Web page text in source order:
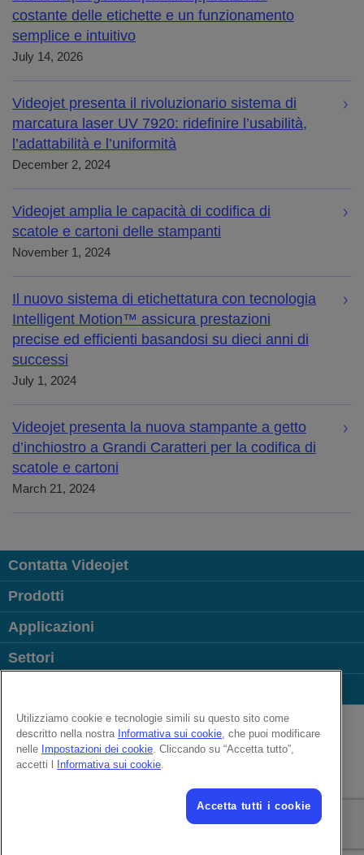
costante delle etichette e un funzionamento
semplice e intuitivo
July 14, 2026
Videojet presenta il rivoluzionario sistema di
marcatura laser UV 7920: ridefinire l’usabilità,
l’adattabilità e l’uniformità
December 2, 2024
Videojet amplia le capacità di codifica di
scatole e cartoni delle stampanti
November 1, 2024
Il nuovo sistema di etichettatura con tecnologia
Intelligent Motion™ assicura prestazioni
precise ed efficienti basandosi su dieci anni di
successi
July 1, 2024
Videojet presenta la nuova stampante a getto
d’inchiostro a Grandi Caratteri per la codifica di
scatole e cartoni
March 21, 2024
Contatta Videojet
Prodotti
Applicazioni
Settori
Follow us on:
© 2026 Videojet Technologies Inc.
condizioni d’uso online
Utilizziamo cookie e tecnologie simili su questo sito come
descritto nella nostra Informativa sui cookie, che puoi modificare
nelle Impostazioni dei cookie. Cliccando su “Accetta tutto”,
accetti l
Informativa sui cookie.
Accetta tutti i cookie